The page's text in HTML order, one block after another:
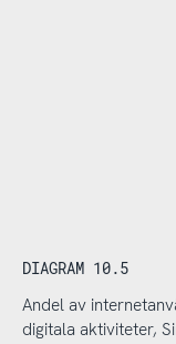
DIAGRAM 10.5
Andel av
digitala aktiviteter,